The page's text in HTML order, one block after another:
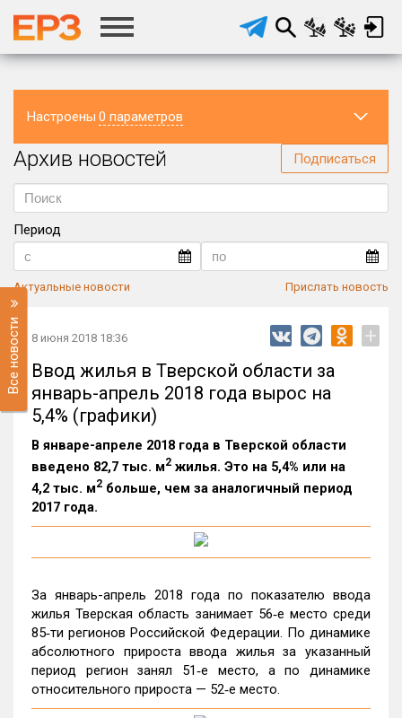
Настроены 0 параметров
Регион
Архив новостей Подписаться
Период
Актуальные новости Прислать новость
Все новости 8 июня 2018 18:36 +
Ввод жилья в Тверской области за
январь-апрель 2018 года вырос на
5,4% (графики)
В январе-апреле 2018 года в Тверской области
введено 82,7 тыс. м2 жилья. Это на 5,4% или на
4,2 тыс. м2 больше, чем за аналогичный период
2017 года.
За январь-апрель 2018 года по показателю ввода
жилья Тверская область занимает 56‑е место среди
85‑ти регионов Российской Федерации. По динамике
абсолютного прироста ввода жилья за указанный
период регион занял 51‑е место, а по динамике
относительного прироста — 52‑е место.